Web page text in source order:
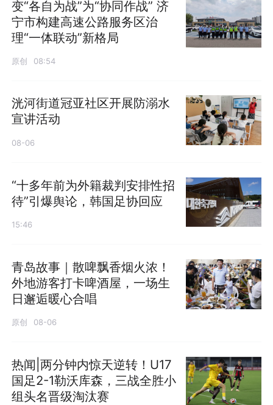
变“各自为战”为“协同作战” 济
宁市构建高速公路服务区治
理“一体联动”新格局
原创 08:54
洸河街道冠亚社区开展防溺水
宣讲活动
08-06
“十多年前为外籍裁判安排性招
待”引爆舆论，韩国足协回应
15:46
青岛故事｜散啤飘香烟火浓！
外地游客打卡啤酒屋，一场生
日邂逅暖心合唱
原创 08-06
热闻|两分钟内惊天逆转！U17
国足2-1勒沃库森，三战全胜小
组头名晋级淘汰赛